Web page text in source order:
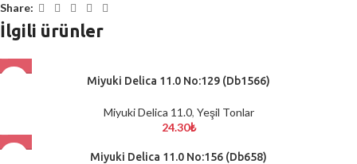
Share:
İlgili ürünler
Miyuki Delica 11.0 No:129 (Db1566)
Miyuki Delica 11.0, Yeşil Tonlar
24.30₺
Miyuki Delica 11.0 No:156 (Db658)